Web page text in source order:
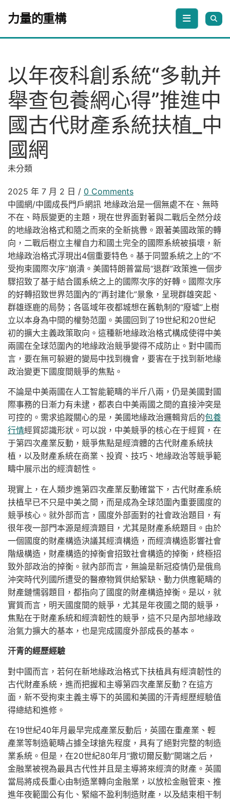
力量的重構
以年夜科創系統“多軌并
舉查包養網心得”推進中
國古代財產系統扶植_中
國網
未分類
2025 年 7 月 2 日 / 0 Comments
中國網/中國成長門戶網訊 地緣政治是一個無處不在、無時
不在、時辰變更的主題，現在世界面對著與二戰后全然分歧
的地緣政治格式和隨之而來的全新挑釁。跟著美國政策的轉
向，二戰后樹立主權自力和國土完全的國際系統被損壞，新
地緣政治格式浮現出4個重要特色。基于同盟系統之上的“不
受拘束國際次序”崩潰。美國特朗普當局“退群”政策進一個步
驟招致了基于結合國系統之上的國際次序的好轉。國際次序
的好轉招致世界范圍內的“再封建化”景象，呈現群雄突起、
群雄逐鹿的局勢；各區域年夜都城想在舊軌制的“廢墟”上樹
立以本身為中間的權勢范圍。美國回到了19世紀和20世紀
初的擴大主義政策取向。這種新地緣政治格式構成使得中美
兩國在全球范圍內的地緣政治競爭變得不成防止。對中國而
言，要在無可躲避的變局中找到機會，要害在于找到新地緣
政治變更下國度間競爭的焦點。
不論是中美兩國在人工智能範疇的半斤八兩，仍是美國對國
際事務的日漸力有未逮，都表白中美兩國之間的直接沖突是
可控的。需求追蹤關心的是，美國地緣政治邏輯背后的包養
行情經貿認識形狀。可以說，中美競爭的核心在于經貿，在
于第四次產業反動，競爭焦點是經濟體的古代財產系統扶
植，以及財產系統在商業、投資、技巧、地緣政治等競爭範
疇中展示出的經濟韌性。
現實上，在人類步進第四次產業反動確當下，古代財產系統
扶植早已不只是中美之間，而是成為全球范圍內重要國度的
競爭核心。就外部而言，國度外部面對的社會政治題目，有
很年夜一部門本源是經濟題目，尤其是財產系統題目。由於
一個國度的財產構造決議其經濟構造，而經濟構造影響社會
階級構造，財產構造的掉衡會招致社會構造的掉衡，終極招
致外部政治的掉衡。就內部而言，無論是新冠疫情仍是俄烏
沖突時代列國所遭受的醫療物質供給緊缺、動力供應範疇的
財產鏈懦弱題目，都指向了國度的財產構造掉衡。是以，就
實質而言，明天國度間的競爭，尤其是年夜國之間的競爭，
焦點在于財產系統和經濟韌性的競爭，這不只是內部地緣政
治氣力擴大的基本，也是完成國度外部成長的基本。
汗青的經歷經驗
對中國而言，若何在新地緣政治格式下扶植具有經濟韌性的
古代財產系統，進而把握和主導第四次產業反動？在這方
面，新不受拘束主義主導下的英國和美國的汗青經歷經驗值
得總結和進修。
在19世紀40年月最早完成產業反動后，英國在重產業、輕
產業等制造範疇占據全球搶先程度，具有了絕對完整的制造
業系統。但是，在20世紀80年月“撒切爾反動”開端之后，
金融業被視為最具古代性并且是主導將來經濟的財產。英國
當局將成長重心由制造業轉向金融業，以放松金融管束、推
進年夜範圍公有化、緊縮不盈利制造財產，以及結束相干制